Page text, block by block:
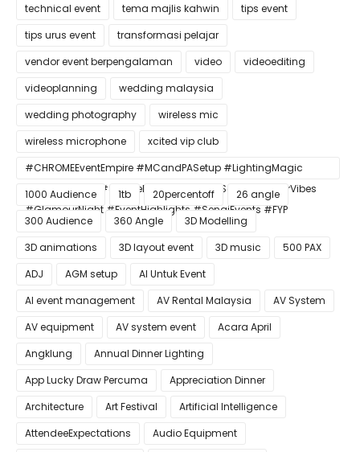
technical event
tema majlis kahwin
tips event
tips urus event
transformasi pelajar
vendor event berpengalaman
video
videoediting
videoplanning
wedding malaysia
wedding photography
wireless mic
wireless microphone
xcited vip club
#CHROMEEventEmpire #MCandPASetup #LightingMagic
#ConfettiBlast #SmokeEffect #ProEventSetup #DinnerVibes
#GlamourNight #EventHighlights #SenaiEvents #FYP
1000 Audience 1tb 20percentoff
26 angle
300 Audience
360 Angle
3D Modelling
3D animations
3D layout event 3D music
500 PAX
ADJ
AGM setup
AI Untuk Event
AI event management
AV Rental Malaysia
AV System
AV equipment
AV system event
Acara April
Angklung
Annual Dinner Lighting
App Lucky Draw Percuma
Appreciation Dinner
Architecture
Art Festival
Artificial Intelligence
AttendeeExpectations
Audio Equipment